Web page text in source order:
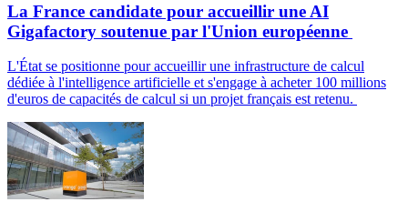
La France candidate pour accueillir une AI
Gigafactory soutenue par l'Union européenne
L'État se positionne pour accueillir une infrastructure de calcul
dédiée à l'intelligence artificielle et s'engage à acheter 100 millions
d'euros de capacités de calcul si un projet français est retenu.